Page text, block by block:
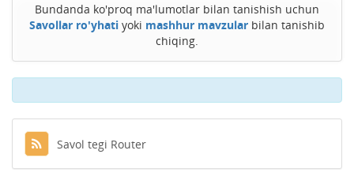
Bundanda ko'proq ma'lumotlar bilan tanishish uchun
Savollar ro'yhati yoki mashhur mavzular bilan tanishib
chiqing.
Savol tegi Router